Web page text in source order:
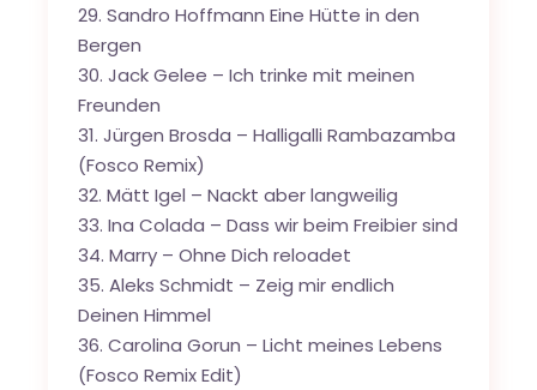
29. Sandro Hoffmann Eine Hütte in den
Bergen
30. Jack Gelee – Ich trinke mit meinen
Freunden
31. Jürgen Brosda – Halligalli Rambazamba
(Fosco Remix)
32. Mätt Igel – Nackt aber langweilig
33. Ina Colada – Dass wir beim Freibier sind
34. Marry – Ohne Dich reloadet
35. Aleks Schmidt – Zeig mir endlich
Deinen Himmel
36. Carolina Gorun – Licht meines Lebens
(Fosco Remix Edit)